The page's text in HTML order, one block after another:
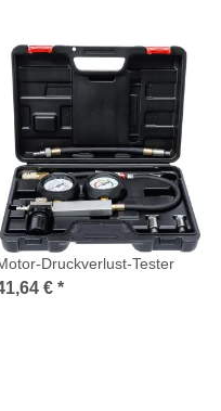
Druckverlust-Tester
€ *